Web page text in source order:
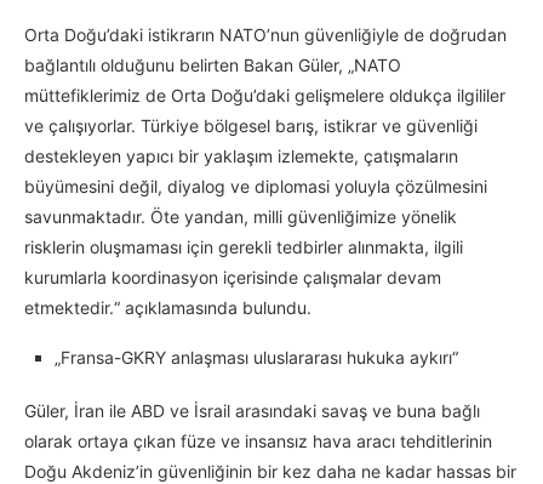
Orta Doğu’daki istikrarın NATO’nun güvenliğiyle de doğrudan
bağlantılı olduğunu belirten Bakan Güler, „NATO
müttefiklerimiz de Orta Doğu’daki gelişmelere oldukça ilgililer
ve çalışıyorlar. Türkiye bölgesel barış, istikrar ve güvenliği
destekleyen yapıcı bir yaklaşım izlemekte, çatışmaların
büyümesini değil, diyalog ve diplomasi yoluyla çözülmesini
savunmaktadır. Öte yandan, milli güvenliğimize yönelik
risklerin oluşmaması için gerekli tedbirler alınmakta, ilgili
kurumlarla koordinasyon içerisinde çalışmalar devam
etmektedir.“ açıklamasında bulundu.
„Fransa-GKRY anlaşması uluslararası hukuka aykırı“
Güler, İran ile ABD ve İsrail arasındaki savaş ve buna bağlı
olarak ortaya çıkan füze ve insansız hava aracı tehditlerinin
Doğu Akdeniz’in güvenliğinin bir kez daha ne kadar hassas bir